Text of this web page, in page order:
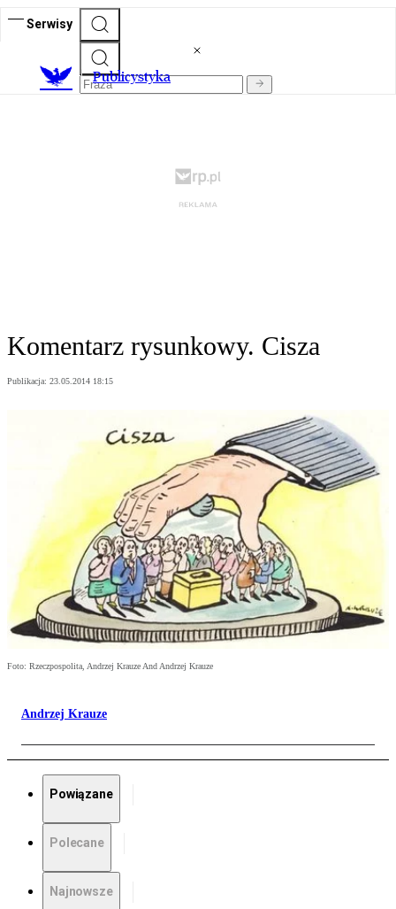
Serwisy
Publicystyka
Komentarz rysunkowy. Cisza
Publikacja: 23.05.2014 18:15
Foto: Rzeczpospolita, Andrzej Krauze And Andrzej Krauze
Andrzej Krauze
Powiązane
Polecane
Najnowsze